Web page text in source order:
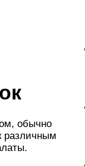
обычно
различным